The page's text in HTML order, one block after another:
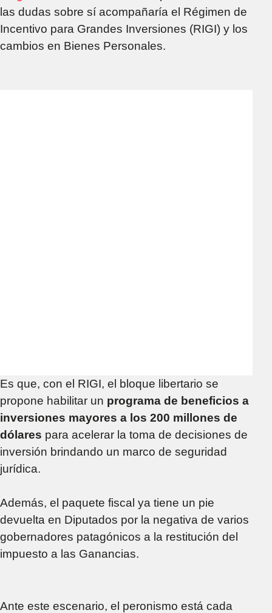
las dudas sobre sí acompañaría el Régimen de
Incentivo para Grandes Inversiones (RIGI) y los
cambios en Bienes Personales.
Es que, con el RIGI, el bloque libertario se
propone habilitar un programa de beneficios a
inversiones mayores a los 200 millones de
dólares para acelerar la toma de decisiones de
inversión brindando un marco de seguridad
jurídica.
Además, el paquete fiscal ya tiene un pie
devuelta en Diputados por la negativa de varios
gobernadores patagónicos a la restitución del
impuesto a las Ganancias.
Ante este escenario, el peronismo está cada